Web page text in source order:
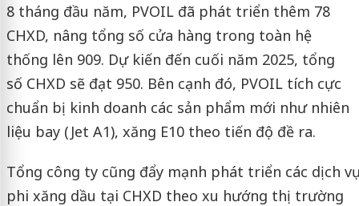
8 tháng đầu năm, PVOIL đã phát triển thêm 78
CHXD, nâng tổng số cửa hàng trong toàn hệ
thống lên 909. Dự kiến đến cuối năm 2025, tổng
số CHXD sẽ đạt 950. Bên cạnh đó, PVOIL tích cực
chuẩn bị kinh doanh các sản phẩm mới như nhiên
liệu bay (Jet A1), xăng E10 theo tiến độ đề ra.
Tổng công ty cũng đẩy mạnh phát triển các dịch vụ
phi xăng dầu tại CHXD theo xu hướng thị trường